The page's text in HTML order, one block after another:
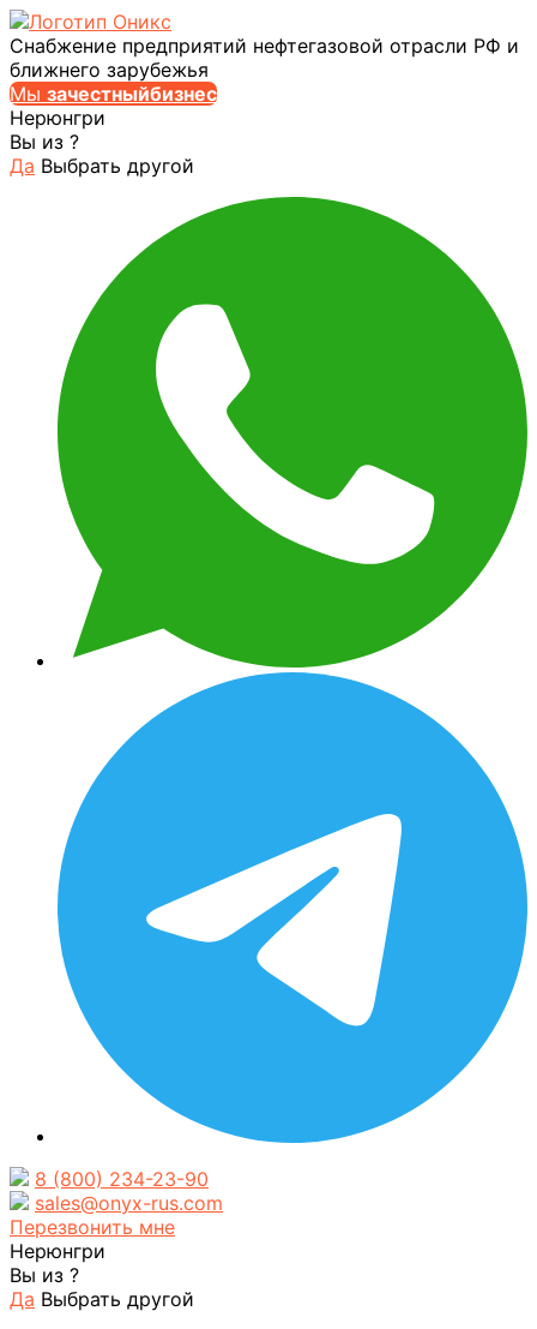
Снабжение предприятий нефтегазовой отрасли РФ и
ближнего зарубежья
Мы зачестныйбизнес
Нерюнгри
Вы из ?
Да Выбрать другой
8 (800) 234-23-90
sales@onyx-rus.com
Перезвонить мне
Нерюнгри
Вы из ?
Да Выбрать другой